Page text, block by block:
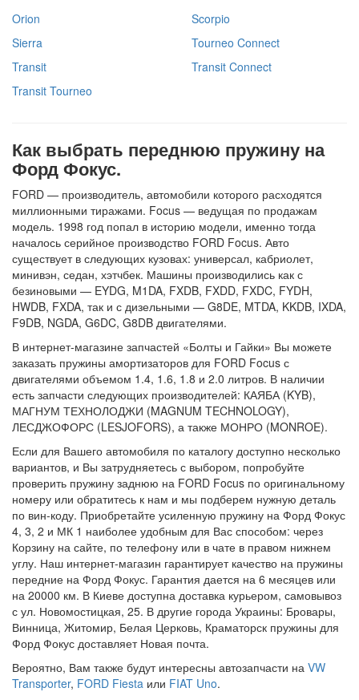
Orion
Scorpio
Sierra
Tourneo Connect
Transit
Transit Connect
Transit Tourneo
Как выбрать переднюю пружину на
Форд Фокус.
FORD — производитель, автомобили которого расходятся
миллионными тиражами. Focus — ведущая по продажам
модель. 1998 год попал в историю модели, именно тогда
началось серийное производство FORD Focus. Авто
существует в следующих кузовах: универсал, кабриолет,
минивэн, седан, хэтчбек. Машины производились как с
безиновыми — EYDG, M1DA, FXDB, FXDD, FXDC, FYDH,
HWDB, FXDA, так и с дизельными — G8DE, MTDA, KKDB, IXDA,
F9DB, NGDA, G6DC, G8DB двигателями.
В интернет-магазине запчастей «Болты и Гайки» Вы можете
заказать пружины амортизаторов для FORD Focus с
двигателями объемом 1.4, 1.6, 1.8 и 2.0 литров. В наличии
есть запчасти следующих производителей: КАЯБА (KYB),
МАГНУМ ТЕХНОЛОДЖИ (MAGNUM TECHNOLOGY),
ЛЕСДЖОФОРС (LESJOFORS), а также МОНРО (MONROE).
Если для Вашего автомобиля по каталогу доступно несколько
вариантов, и Вы затрудняетесь с выбором, попробуйте
проверить пружину заднюю на FORD Focus по оригинальному
номеру или обратитесь к нам и мы подберем нужную деталь
по вин-коду. Приобретайте усиленную пружину на Форд Фокус
4, 3, 2 и МК 1 наиболее удобным для Вас способом: через
Корзину на сайте, по телефону или в чате в правом нижнем
углу. Наш интернет-магазин гарантирует качество на пружины
передние на Форд Фокус. Гарантия дается на 6 месяцев или
на 20000 км. В Киеве доступна доставка курьером, самовывоз
с ул. Новомостицкая, 25. В другие города Украины: Бровары,
Винница, Житомир, Белая Церковь, Краматорск пружины для
Форд Фокус доставляет Новая почта.
Вероятно, Вам также будут интересны автозапчасти на VW
Transporter, FORD Fiesta или FIAT Uno.